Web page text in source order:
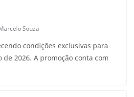
Souza
condições exclusivas para
2026. A promoção conta com